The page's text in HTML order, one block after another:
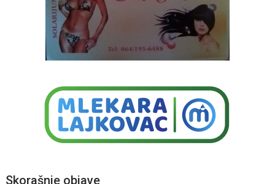
Skorašnje objave